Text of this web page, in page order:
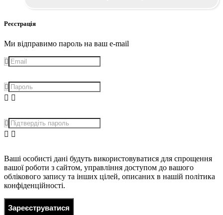
Реєстрація
Ми відправимо пароль на ваш e-mail
Ваші особисті дані будуть використовуватися для спрощення
вашої роботи з сайтом, управління доступом до вашого
облікового запису та інших цілей, описаних в нашій політика
конфіденційності.
Зареєструватися